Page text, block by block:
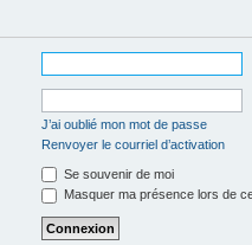
J’ai oublié mon mot de passe
Renvoyer le courriel d’activation
Se souvenir de moi
Masquer ma présence lors de